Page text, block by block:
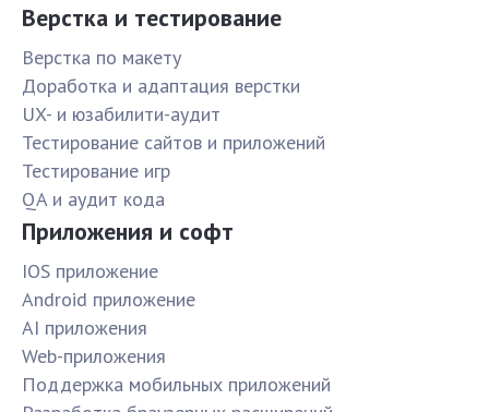
Верстка и тестирование
Верстка по макету
Доработка и адаптация верстки
UX- и юзабилити-аудит
Тестирование сайтов и приложений
Тестирование игр
QA и аудит кода
Приложения и софт
IOS приложение
Android приложение
AI приложения
Web-приложения
Поддержка мобильных приложений